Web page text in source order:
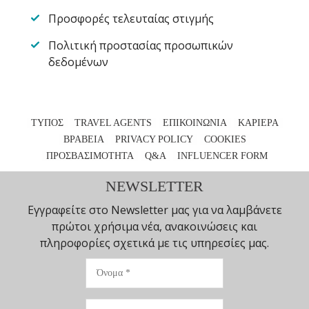
Προσφορές τελευταίας στιγμής
Πολιτική προστασίας προσωπικών
δεδομένων
ΤΥΠΟΣ TRAVEL AGENTS ΕΠΙΚΟΙΝΩΝΙΑ
ΚΑΡΙΕΡΑ
ΒΡΑΒΕΙΑ
PRIVACY POLICY
COOKIES
ΠΡΟΣΒΑΣΙΜΟΤΗΤΑ
Q&A INFLUENCER FORM
NEWSLETTER
Εγγραφείτε στο Newsletter μας για να λαμβάνετε
πρώτοι χρήσιμα νέα, ανακοινώσεις και
πληροφορίες σχετικά με τις υπηρεσίες μας.
Όνομα
Email